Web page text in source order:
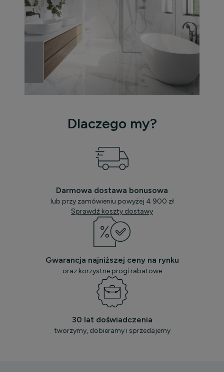
Dlaczego my?
Darmowa dostawa bonusowa
lub przy zamówieniu powyżej 4 900 zł
Sprawdź koszty dostawy
Gwarancja najniższej ceny na rynku
oraz korzystne progi rabatowe
30 lat doświadczenia
tworzymy, dobieramy i sprzedajemy